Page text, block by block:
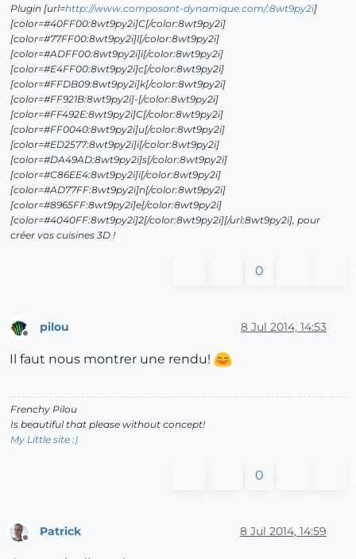
Plugin [url=http://www.composant-dynamique.com/:8wt9py2i]
[color=#40FF00:8wt9py2i]C[/color:8wt9py2i]
[color=#77FF00:8wt9py2i]l[/color:8wt9py2i]
[color=#ADFF00:8wt9py2i]i[/color:8wt9py2i]
[color=#E4FF00:8wt9py2i]c[/color:8wt9py2i]
[color=#FFDB09:8wt9py2i]k[/color:8wt9py2i]
[color=#FF921B:8wt9py2i]-[/color:8wt9py2i]
[color=#FF492E:8wt9py2i]C[/color:8wt9py2i]
[color=#FF0040:8wt9py2i]u[/color:8wt9py2i]
[color=#ED2577:8wt9py2i]i[/color:8wt9py2i]
[color=#DA49AD:8wt9py2i]s[/color:8wt9py2i]
[color=#C86EE4:8wt9py2i]i[/color:8wt9py2i]
[color=#AD77FF:8wt9py2i]n[/color:8wt9py2i]
[color=#8965FF:8wt9py2i]e[/color:8wt9py2i]
[color=#4040FF:8wt9py2i]2[/color:8wt9py2i][/url:8wt9py2i], pour
créer vos cuisines 3D !
0
pilou 8 Jul 2014, 14:53
Il faut nous montrer une rendu!
Frenchy Pilou
Is beautiful that please without concept!
My Little site :)
0
Patrick 8 Jul 2014, 14:59